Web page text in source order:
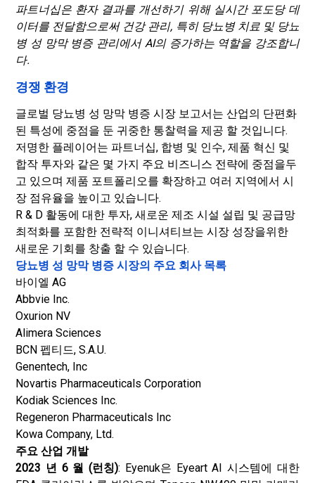
파트너십은 환자 결과를 개선하기 위해 실시간 포도당 데
이터를 전달함으로써 건강 관리, 특히 당뇨병 치료 및 당뇨
병 성 망막 병증 관리에서 AI의 증가하는 역할을 강조합니
다.
경쟁 환경
글로벌 당뇨병 성 망막 병증 시장 보고서는 산업의 단편화
된 특성에 중점을 둔 귀중한 통찰력을 제공 할 것입니다.
저명한 플레이어는 파트너십, 합병 및 인수, 제품 혁신 및
합작 투자와 같은 몇 가지 주요 비즈니스 전략에 중점을두
고 있으며 제품 포트폴리오를 확장하고 여러 지역에서 시
장 점유율을 높이고 있습니다.
R & D 활동에 대한 투자, 새로운 제조 시설 설립 및 공급망
최적화를 포함한 전략적 이니셔티브는 시장 성장을위한
새로운 기회를 창출 할 수 있습니다.
당뇨병 성 망막 병증 시장의 주요 회사 목록
바이엘 AG
Abbvie Inc.
Oxurion NV
Alimera Sciences
BCN 펩티드, S.A.U.
Genentech, Inc
Novartis Pharmaceuticals Corporation
Kodiak Sciences Inc.
Regeneron Pharmaceuticals Inc
Kowa Company, Ltd.
주요 산업 개발
2023 년 6 월 (런칭): Eyenuk은 Eyeart AI 시스템에 대한